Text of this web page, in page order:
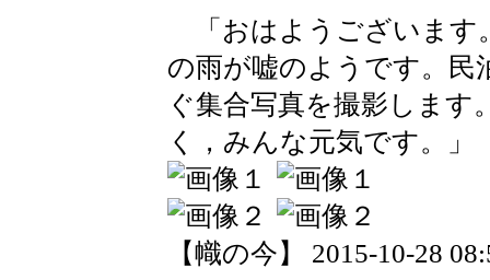
「おはようございます
の雨が嘘のようです。民
ぐ集合写真を撮影します
く，みんな元気です。」
【幟の今】 2015-10-28